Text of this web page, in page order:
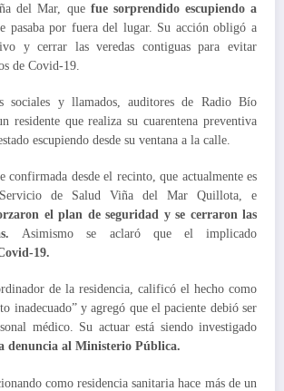
del Mar, que fue sorprendido escupiendo a
pasaba por fuera del lugar. Su acción obligó a
y cerrar las veredas contiguas para evitar
de Covid-19.
sociales y llamados, auditores de Radio Bío
residente que realiza su cuarentena preventiva
escupiendo desde su ventana a la calle.
desde el recinto, que actualmente es
Servicio de Salud Viña del Mar Quillota, e
el plan de seguridad y se cerraron las
Asimismo se aclaró que el implicado
19.
de la residencia, calificó el hecho como
inadecuado” y agregó que el paciente debió ser
médico. Su actuar está siendo investigado
denuncia al Ministerio Pública.
como residencia sanitaria hace más de un